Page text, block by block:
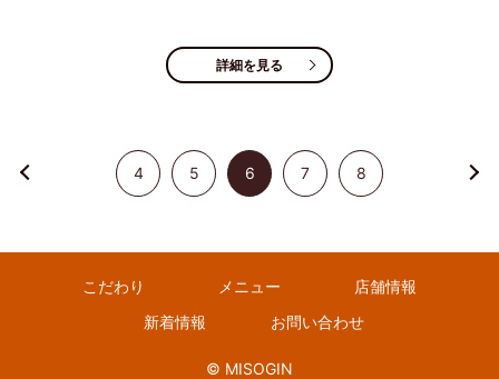
詳細を見る
4 5 6 7 8
こだわり メニュー
店舗情報
新着情報
お問い合わせ
© MISOGIN